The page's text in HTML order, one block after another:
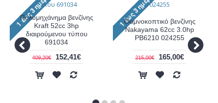
Πολυμηχάνημα βενζίνης
Kraft 52cc 3hp
διαιρούμενου τύπου
691034
409,20€ 152,41€
Θαμνοκοπτικό βενζίνης
Nakayama 62cc 3.0hp
PB6210 024255
215,00€ 165,00€